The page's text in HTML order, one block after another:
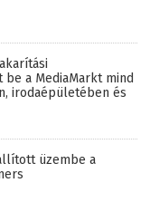
a MediaMarkt mind
irodaépületében és
üzembe a